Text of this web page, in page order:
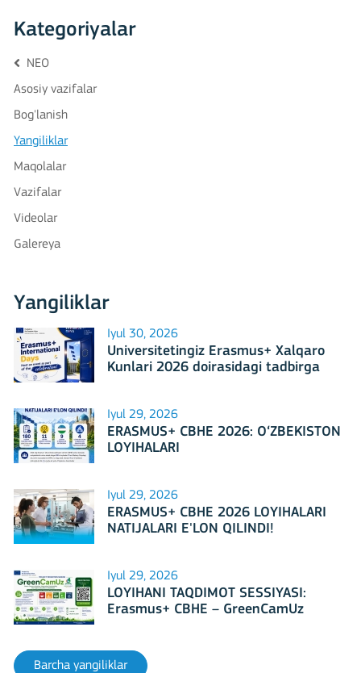
Kategoriyalar
NEO
Asosiy vazifalar
Bog'lanish
Yangiliklar
Maqolalar
Vazifalar
Videolar
Galereya
Yangiliklar
Iyul 30, 2026
Universitetingiz Erasmus+ Xalqaro
Kunlari 2026 doirasidagi tadbirga
Iyul 29, 2026
ERASMUS+ CBHE 2026: O‘ZBEKISTON
LOYIHALARI
Iyul 29, 2026
ERASMUS+ CBHE 2026 LOYIHALARI
NATIJALARI E'LON QILINDI!
Iyul 29, 2026
LOYIHANI TAQDIMOT SESSIYASI:
Erasmus+ CBHE – GreenCamUz
Barcha yangiliklar